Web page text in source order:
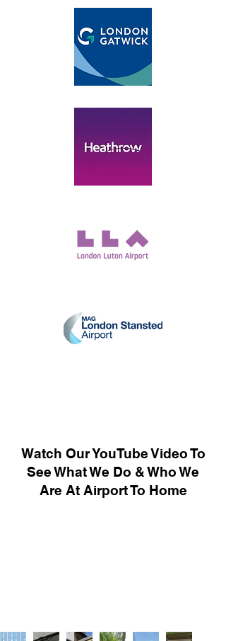
Watch Our YouTube Video To
See What We Do & Who We
Are At Airport To Home